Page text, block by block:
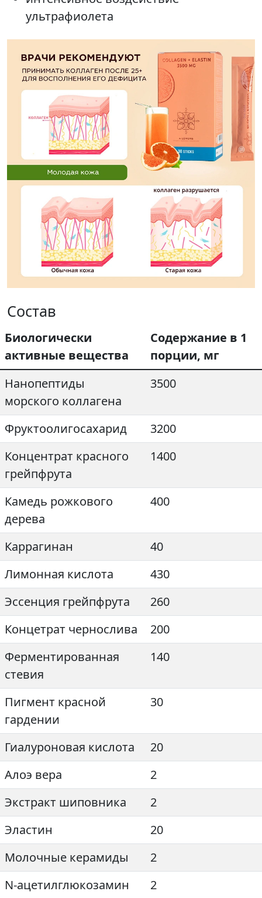
ультрафиолета
Состав
Биологически
активные вещества
Содержание в 1
порции, мг
Нанопептиды
морского коллагена
3500
Фруктоолигосахарид
3200
Концентрат красного
грейпфрута
1400
Камедь рожкового
дерева
400
Каррагинан
40
Лимонная кислота
430
Эссенция грейпфрута
260
Концетрат чернослива
200
Ферментированная
стевия
140
Пигмент красной
гардении
30
Гиалуроновая кислота
20
Алоэ вера
2
Экстракт шиповника
2
Эластин
20
Молочные керамиды
2
N-ацетилглюкозамин
2